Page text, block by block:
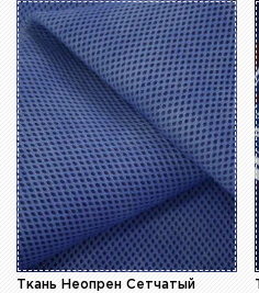
Ткань Неопрен Сетчатый